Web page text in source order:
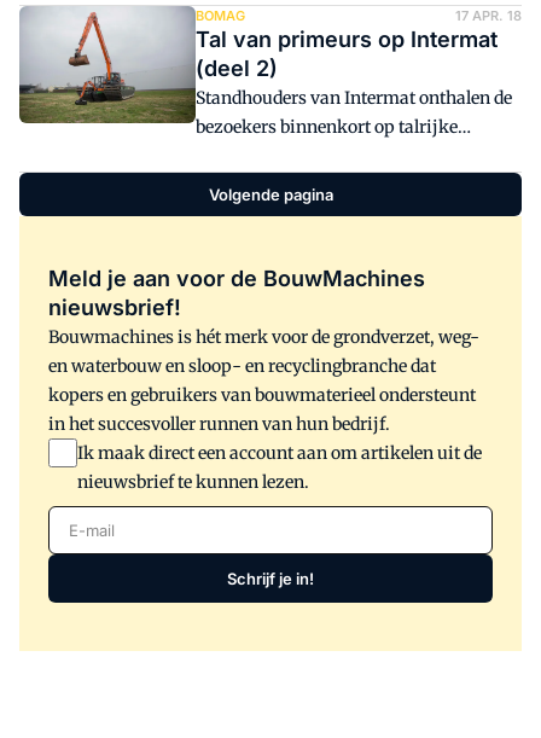
stil.
BOMAG 17 APR. 18
Tal van primeurs op Intermat
(deel 2)
Standhouders van Intermat onthalen de
bezoekers binnenkort op talrijke
twee etappes een overzicht.
Volgende pagina
Meld je aan voor de BouwMachines
nieuwsbrief!
Bouwmachines is hét merk voor de grondverzet, weg-
en waterbouw en sloop- en recyclingbranche dat
kopers en gebruikers van bouwmaterieel ondersteunt
in het succesvoller runnen van hun bedrijf.
Ik maak direct een account aan om artikelen uit de
nieuwsbrief te kunnen lezen.
E-mail
Schrijf je in!